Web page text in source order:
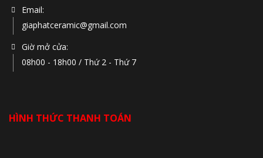
Email:
giaphatceramic@gmail.com
Giờ mở cửa:
08h00 - 18h00 / Thứ 2 - Thứ 7
HÌNH THỨC THANH TOÁN